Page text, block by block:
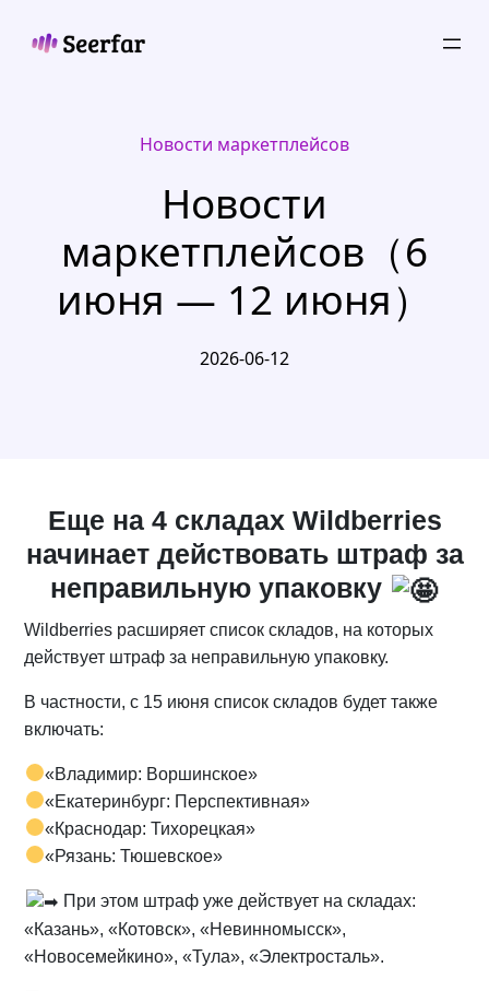
Новости маркетплейсов
Новости
маркетплейсов（6
июня — 12 июня）
2026-06-12
Еще на 4 складах Wildberries
начинает действовать штраф за
неправильную упаковку
Wildberries расширяет список складов, на которых
действует штраф за неправильную упаковку.
В частности, с 15 июня список складов будет также
включать:
«Владимир: Воршинское»
«Екатеринбург: Перспективная»
«Краснодар: Тихорецкая»
«Рязань: Тюшевское»
При этом штраф уже действует на складах:
«Казань», «Котовск», «Невинномысск»,
«Новосемейкино», «Тула», «Электросталь».